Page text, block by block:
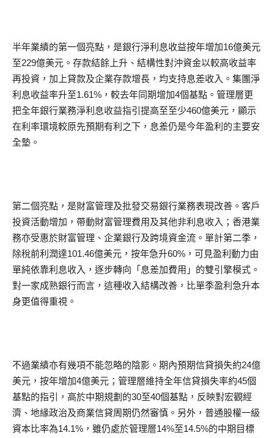
半年業績的第一個亮點，是銀行淨利息收益按年增加16億美元
至229億美元。存款結餘上升、結構性對沖資金以較高收益率
再投資，加上貸款及企業存款增長，均支持息差收入。集團淨
利息收益率升至1.61%，較去年同期增加4個基點。管理層更
把全年銀行業務淨利息收益指引提高至至少460億美元，顯示
在利率環境較原先預期有利之下，息差仍是今年盈利的主要安
全墊。
第二個亮點，是財富管理及批發交易銀行業務表現改善。客戶
投資活動增加，帶動財富管理費用及其他非利息收入；香港業
務亦受惠於財富管理、企業銀行及跨境資金流。單計第二季，
除稅前利潤達101.46億美元，按年急升60%，可見盈利動力由
單純依靠利息收入，逐步轉向「息差加費用」的雙引擎模式。
對一家成熟銀行而言，這種收入結構改善，比單季盈利急升本
身更值得重視。
不過業績亦有幾項不能忽略的陰影。期內預期信貸損失約24億
美元，按年增加4億美元；管理層維持全年信貸損失率約45個
基點的指引，高於中期規劃的30至40個基點，反映對宏觀經
濟、地緣政治及商業信貸周期仍然審慎。另外，普通股權一級
資本比率為14.1%，雖仍處於管理層14%至14.5%的中期目標